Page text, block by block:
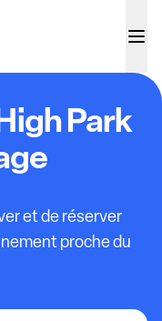
Park
et de réserver
proche du